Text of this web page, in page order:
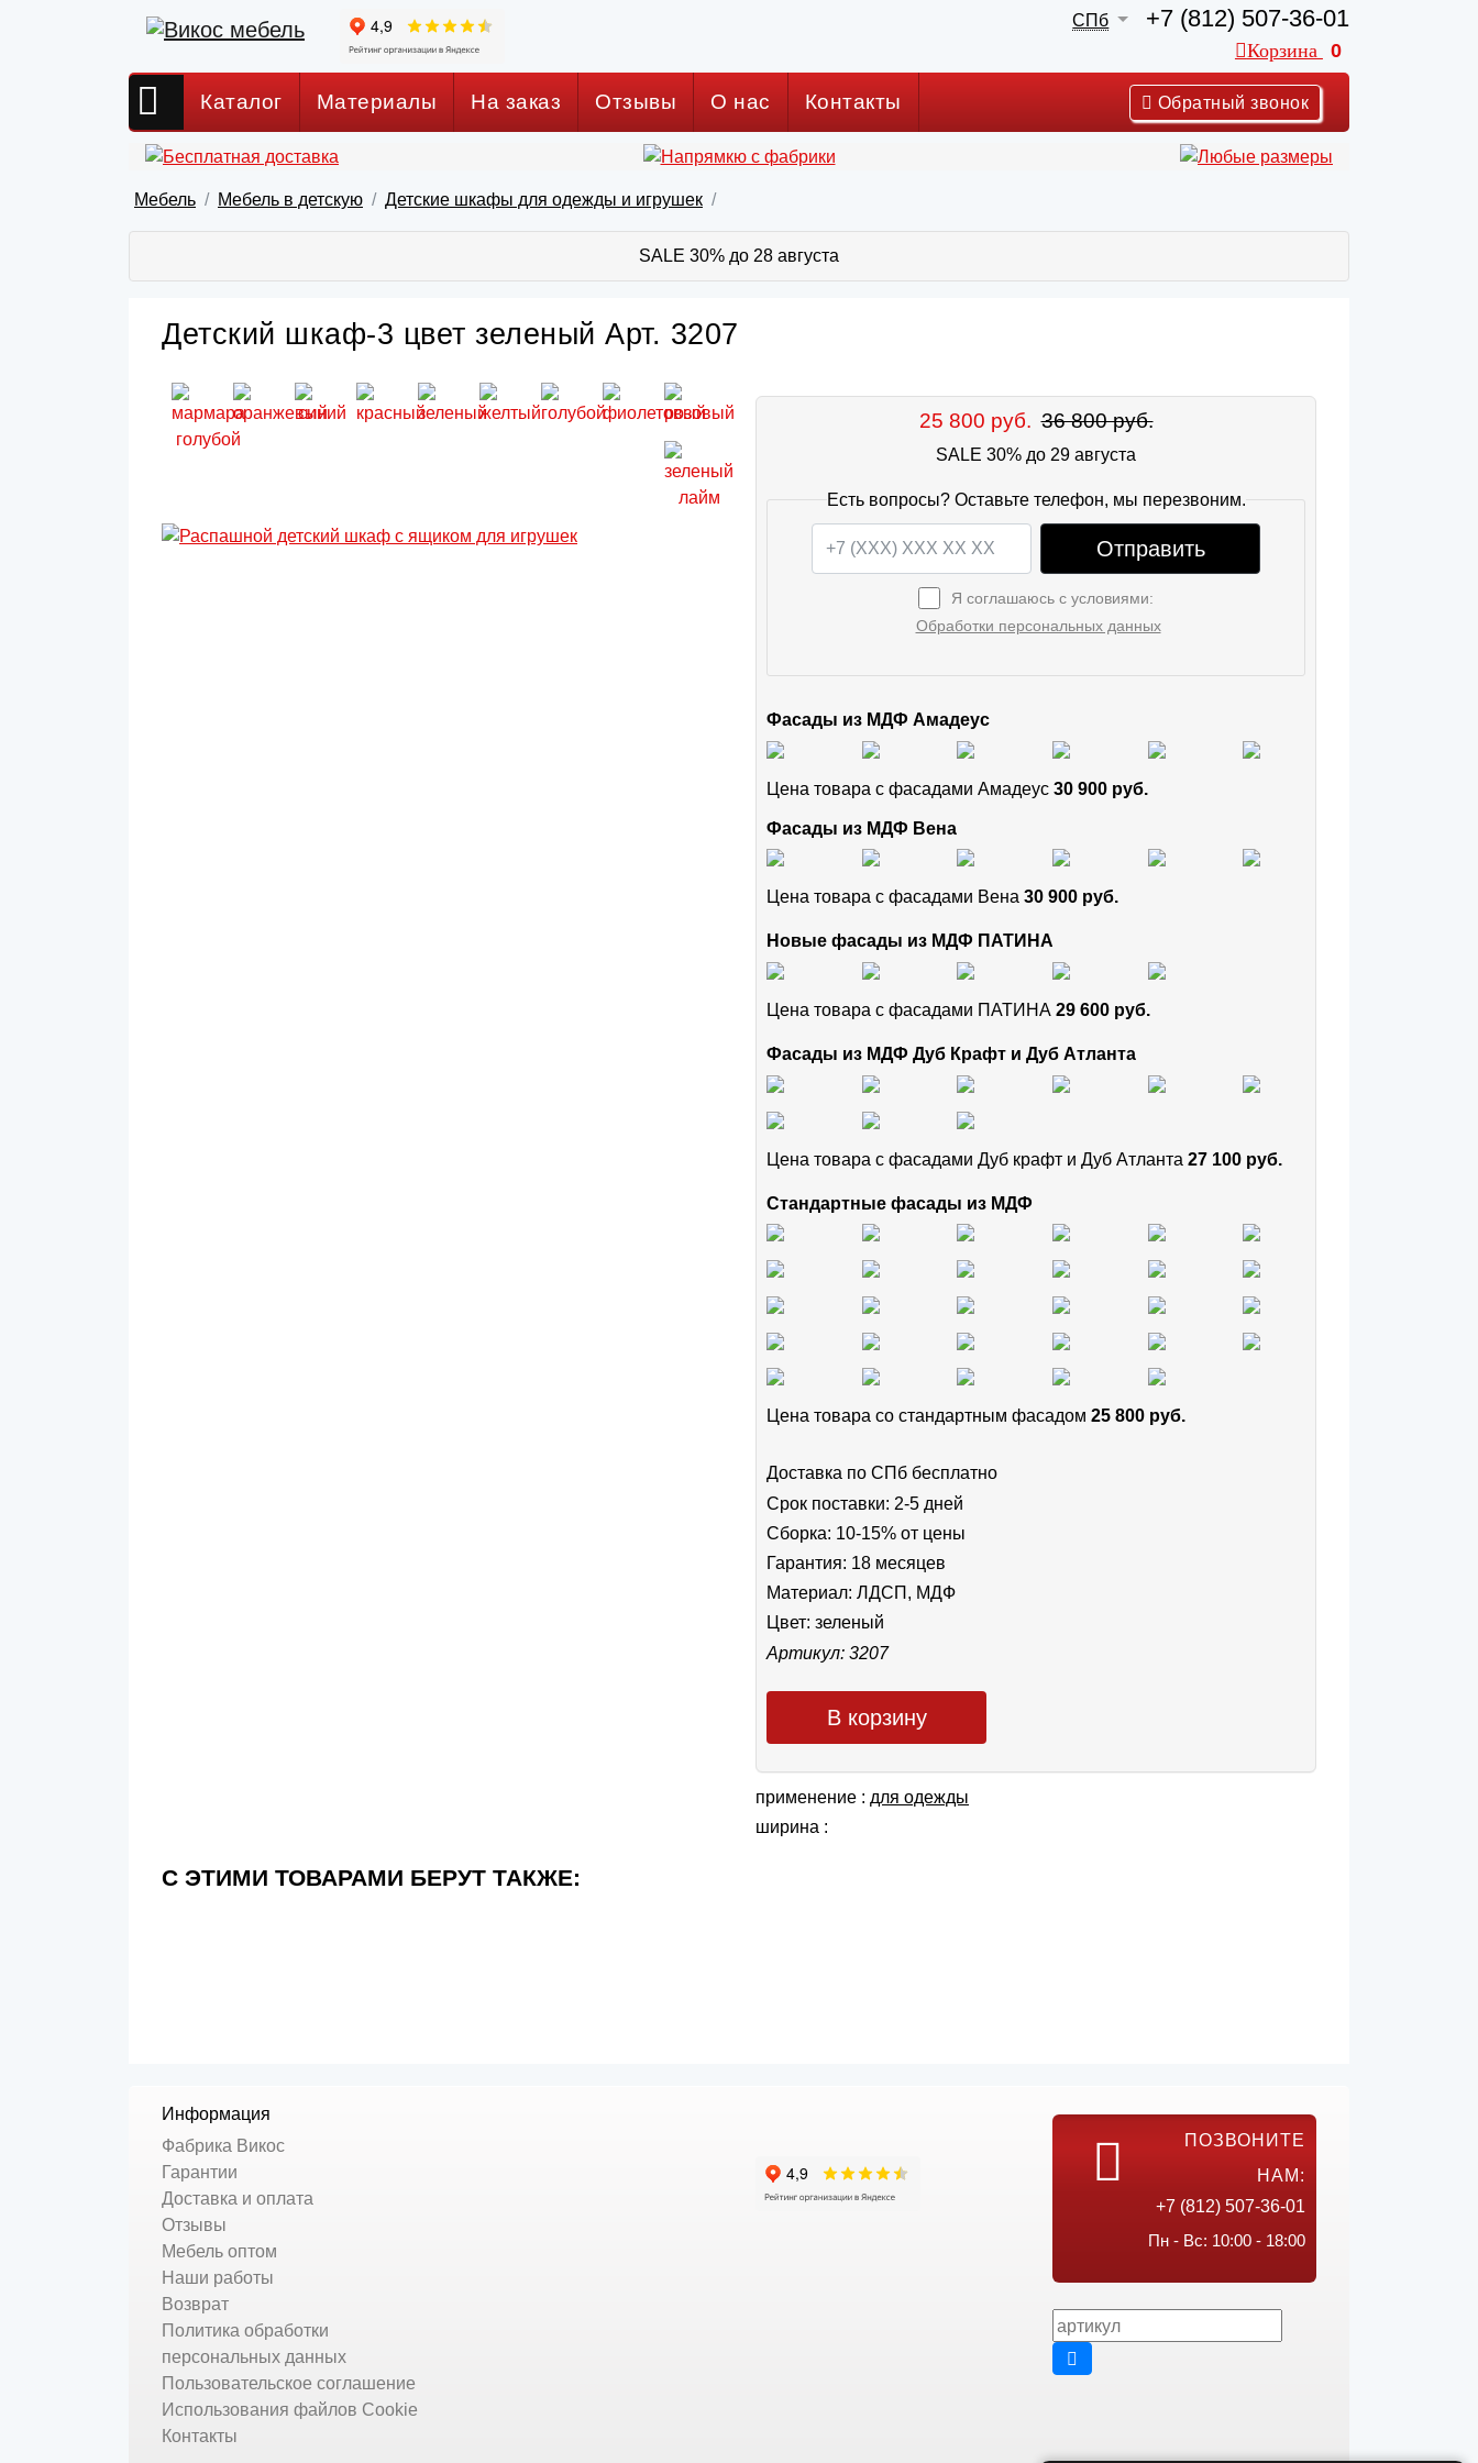
СПб +7 (812) 507-36-01
Корзина 0
Каталог Материалы На заказ Отзывы О нас Контакты Обратный звонок
Мебель Мебель в детскую Детские шкафы для одежды и игрушек
SALE 30% до 28 августа
Детский шкаф-3 цвет зеленый Арт. 3207
25 800 руб. 36 800 руб.
SALE 30% до 29 августа
Есть вопросы? Оставьте телефон, мы перезвоним.
Отправить
Я соглашаюсь с условиями:
Обработки персональных данных
Фасады из МДФ Амадеус
Цена товара с фасадами Амадеус 30 900 руб.
Фасады из МДФ Вена
Цена товара с фасадами Вена 30 900 руб.
Новые фасады из МДФ ПАТИНА
Цена товара с фасадами ПАТИНА 29 600 руб.
Фасады из МДФ Дуб Крафт и Дуб Атланта
Цена товара с фасадами Дуб крафт и Дуб Атланта 27 100 руб.
Стандартные фасады из МДФ
Цена товара cо стандартным фасадом 25 800 руб.
Доставка по СПб бесплатно
Срок поставки: 2-5 дней
Сборка: 10-15% от цены
Гарантия: 18 месяцев
Материал: ЛДСП, МДФ
Цвет: зеленый
Артикул: 3207
В корзину
применение : для одежды
ширина :
С ЭТИМИ ТОВАРАМИ БЕРУТ ТАКЖЕ:
Информация
Фабрика Викос
Гарантии
Доставка и оплата
Отзывы
Мебель оптом
Наши работы
Возврат
Политика обработки
персональных данных
Пользовательское соглашение
Использования файлов Cookie
Контакты
ПОЗВОНИТЕ
НАМ:
+7 (812) 507-36-01
Пн - Вс: 10:00 - 18:00